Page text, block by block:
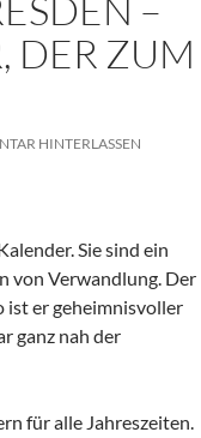
–
DER ZUM
HINTERLASSEN
Sie sind ein
von Verwandlung. Der
ist er geheimnisvoller
ganz nah der
für alle Jahreszeiten.